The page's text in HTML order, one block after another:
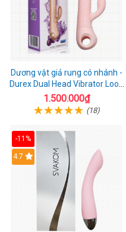
Dương vật giả rung có nhánh -
Durex Dual Head Vibrator Loop
21
1.500.000₫
(18)
-11%
4.7